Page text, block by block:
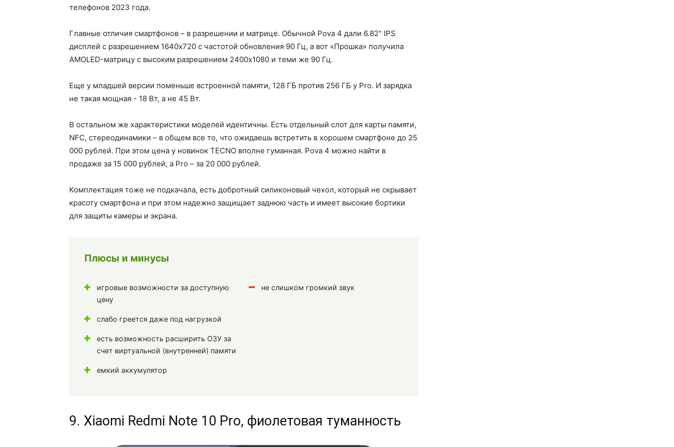
телефонов 2023 года.
Главные отличия смартфонов – в разрешении и матрице. Обычной Pova 4 дали 6.82" IPS
дисплей с разрешением 1640x720 с частотой обновления 90 Гц, а вот «Прошка» получила
AMOLED-матрицу с высоким разрешением 2400x1080 и теми же 90 Гц.
Еще у младшей версии поменьше встроенной памяти, 128 ГБ против 256 ГБ у Pro. И зарядка
не такая мощная - 18 Вт, а не 45 Вт.
В остальном же характеристики моделей идентичны. Есть отдельный слот для карты памяти,
NFC, стереодинамики – в общем все то, что ожидаешь встретить в хорошем смартфоне до 25
000 рублей. При этом цена у новинок TECNO вполне гуманная. Pova 4 можно найти в
продаже за 15 000 рублей, а Pro – за 20 000 рублей.
Комплектация тоже не подкачала, есть добротный силиконовый чехол, который не скрывает
красоту смартфона и при этом надежно защищает заднюю часть и имеет высокие бортики
для защиты камеры и экрана.
Плюсы и минусы
игровые возможности за доступную
цену
слабо греется даже под нагрузкой
есть возможность расширить ОЗУ за
счет виртуальной (внутренней) памяти
емкий аккумулятор
не слишком громкий звук
9. Xiaomi Redmi Note 10 Pro, фиолетовая туманность